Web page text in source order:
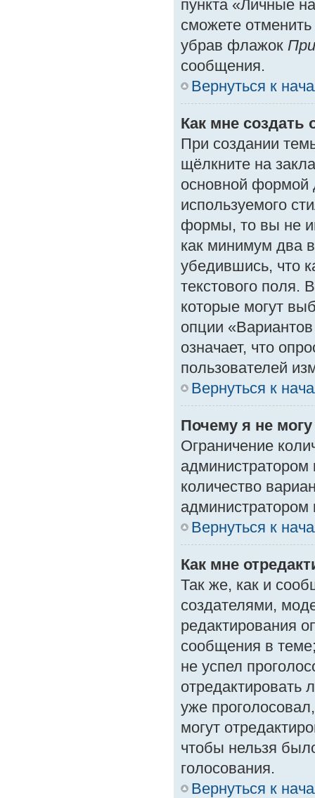
пункта «Личные
сможете
убрав флажок
сообщения.
Вернуться к
Как мне создать
При создании
щёлкните на
основной формой
используемого
формы, то вы не
как минимум два
убедившись, что
текстового поля.
которые могут
опции
означает, что
пользователей
Вернуться к
Почему я не
Ограничение
количество
Вернуться к
Как мне
Так же, как и
создателями,
редактирования
сообщения в
не успел
отредактировать
уже
могут
чтобы нельзя
голосования.
Вернуться к